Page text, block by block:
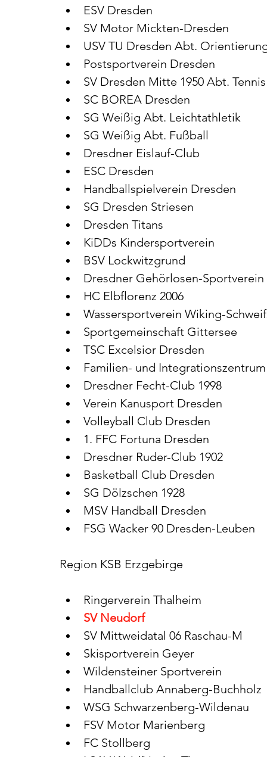
ESV Dresden
SV Motor Mickten-Dresden
USV TU Dresden Abt.
Postsportverein Dresden
SV Dresden Mitte 1950 Abt. Tennis
SC BOREA Dresden
SG Weißig Abt. Leichtathletik
SG Weißig Abt. Fußball
Dresdner Eislauf-Club
ESC Dresden
Handballspielverein Dresden
SG Dresden Striesen
Dresden Titans
KiDDs Kindersportverein
BSV Lockwitzgrund
Dresdner Gehörlosen-Sportverein
HC Elbflorenz 2006
Wassersportverein Wiking-
Sportgemeinschaft Gittersee
TSC Excelsior Dresden
Familien- und
Dresdner Fecht-Club 1998
Verein Kanusport Dresden
Volleyball Club Dresden
1. FFC Fortuna Dresden
Dresdner Ruder-Club 1902
Basketball Club Dresden
SG Dölzschen 1928
MSV Handball Dresden
FSG Wacker 90 Dresden-Leuben
Region KSB Erzgebirge
Ringerverein Thalheim
SV Neudorf
SV Mittweidatal 06 Raschau-M
Skisportverein Geyer
Wildensteiner Sportverein
Handballclub Annaberg-Buchholz
WSG Schwarzenberg-Wildenau
FSV Motor Marienberg
FC Stollberg